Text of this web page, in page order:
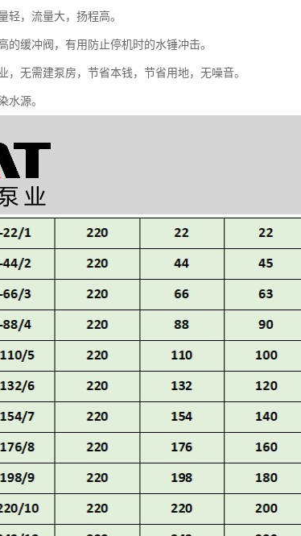
轻，流量大，扬程高。
的缓冲阀，有用防止停机时的水锤冲击。
，无需建泵房，节省本钱，节省用地，无噪音。
水源。